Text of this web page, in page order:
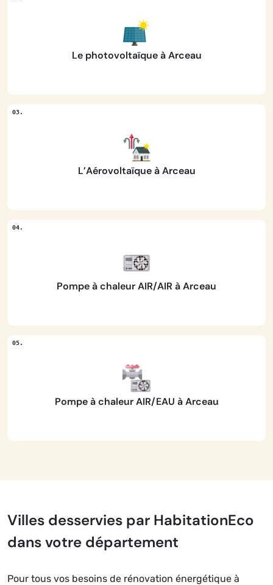
Le photovoltaïque à Arceau
L’Aérovoltaïque à Arceau
Pompe à chaleur AIR/AIR à Arceau
Pompe à chaleur AIR/EAU à Arceau
Villes desservies par HabitationEco
dans votre département
Pour tous vos besoins de rénovation énergétique à